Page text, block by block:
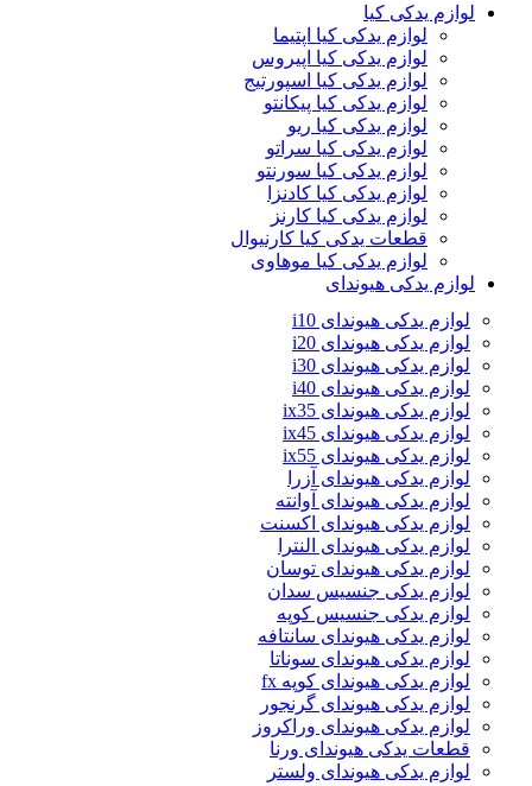
لوازم یدکی کیا
لوازم یدکی کیا اپتیما
لوازم یدکی کیا اپیروس
لوازم یدکی کیا اسپورتیج
لوازم یدکی کیا پیکانتو
لوازم یدکی کیا ریو
لوازم یدکی کیا سراتو
لوازم یدکی کیا سورنتو
لوازم یدکی کیا کادنزا
لوازم یدکی کیا کارنز
قطعات یدکی کیا کارنیوال
لوازم یدکی کیا موهاوی
لوازم یدکی هیوندای
لوازم یدکی هیوندای i10
لوازم یدکی هیوندای i20
لوازم یدکی هیوندای i30
لوازم یدکی هیوندای i40
لوازم یدکی هیوندای ix35
لوازم یدکی هیوندای ix45
لوازم یدکی هیوندای ix55
لوازم یدکی هیوندای آزرا
لوازم یدکی هیوندای آوانته
لوازم یدکی هیوندای اکسنت
لوازم یدکی هیوندای النترا
لوازم یدکی هیوندای توسان
لوازم یدکی جنسیس سدان
لوازم یدکی جنسیس کوپه
لوازم یدکی هیوندای سانتافه
لوازم یدکی هیوندای سوناتا
لوازم یدکی هیوندای کوپه fx
لوازم یدکی هیوندای گرنجور
لوازم یدکی هیوندای وراکروز
قطعات یدکی هیوندای ورنا
لوازم یدکی هیوندای ولستر